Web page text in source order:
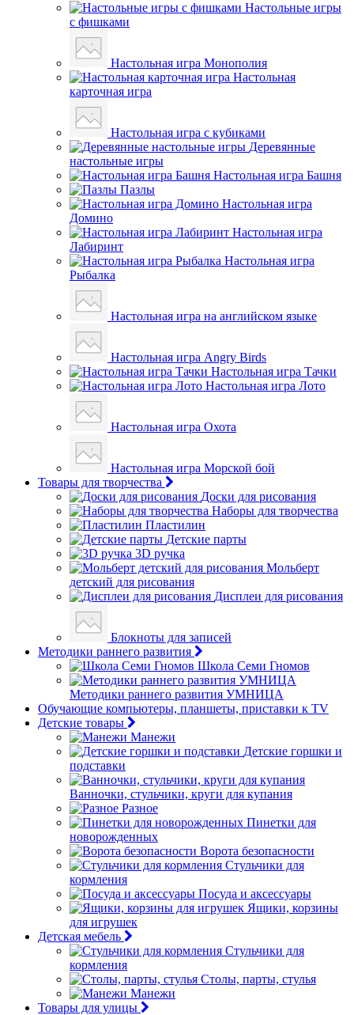
Настольные игры
с фишками
Настольная игра Монополия
Настольная
карточная игра
Настольная игра с кубиками
Деревянные
настольные игры
Настольная игра Башня
Пазлы
Настольная игра
Домино
Настольная игра
Лабиринт
Настольная игра
Рыбалка
Настольная игра на английском языке
Настольная игра Angry Birds
Настольная игра Тачки
Настольная игра Лото
Настольная игра Охота
Настольная игра Морской бой
Товары для творчества
Доски для рисования
Наборы для творчества
Пластилин
Детские парты
3D ручка
Мольберт
детский для рисования
Дисплеи для рисования
Блокноты для записей
Методики раннего развития
Школа Семи Гномов
Методики раннего развития УМНИЦА
Обучающие компьютеры, планшеты, приставки к TV
Детские товары
Манежи
Детские горшки и
подставки
Ванночки, стульчики, круги для купания
Разное
Пинетки для
новорожденных
Ворота безопасности
Стульчики для
кормления
Посуда и аксессуары
Ящики, корзины
для игрушек
Детская мебель
Стульчики для
кормления
Столы, парты, стулья
Манежи
Товары для улицы